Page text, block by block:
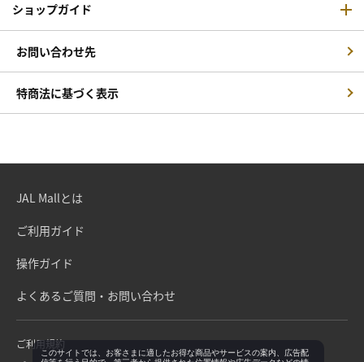
ショップガイド
お問い合わせ先
特商法に基づく表示
JAL Mallとは
ご利用ガイド
操作ガイド
よくあるご質問・お問い合わせ
ご利用規約
このサイトでは、お客さまに適したお得な商品やサービスの案内、広告配